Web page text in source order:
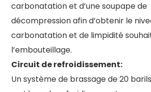
carbonatation et d’une soupape de
décompression afin d’obtenir le
carbonatation et de limpidité
l’embouteillage.
Circuit de refroidissement:
Un système de brassage de 20